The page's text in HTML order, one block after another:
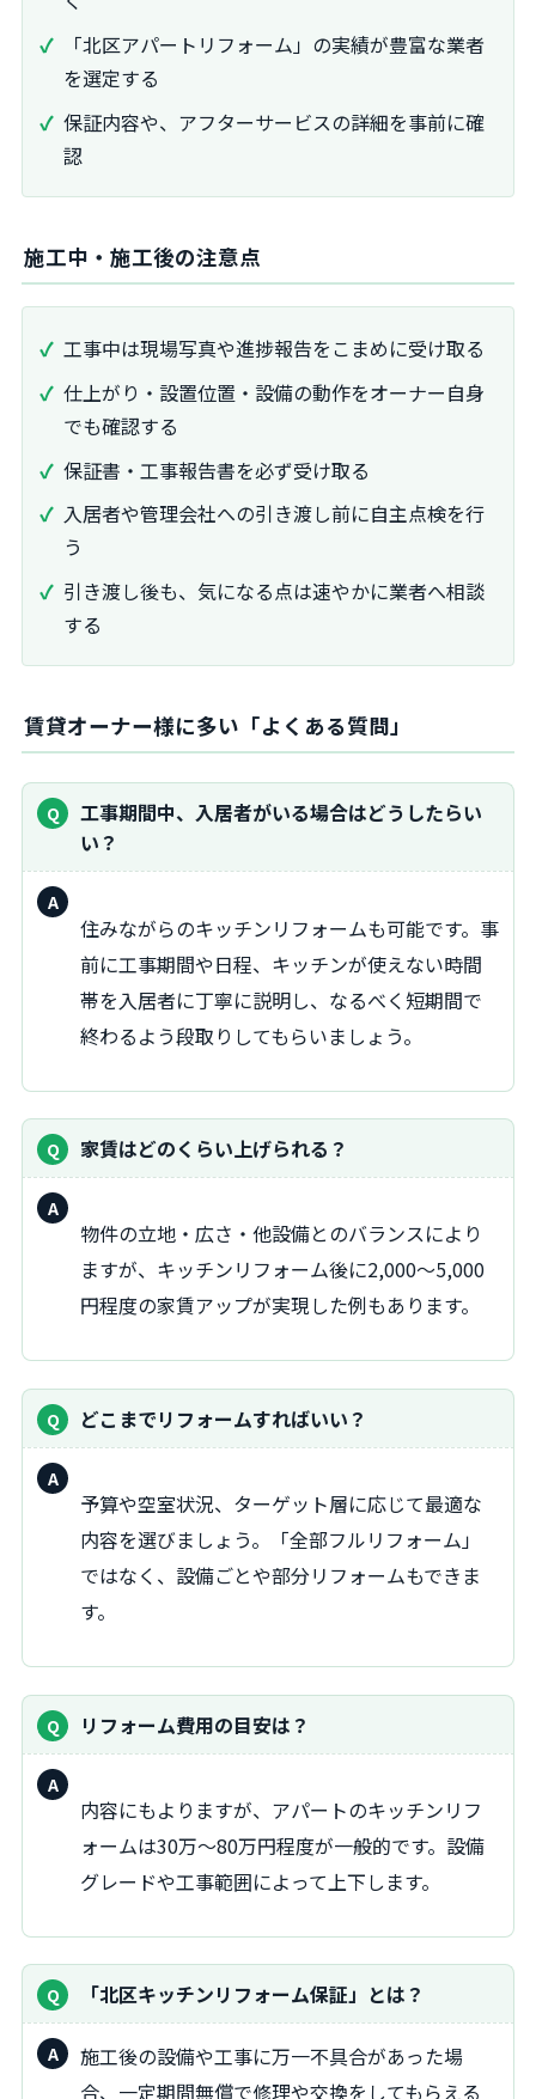
「北区アパートリフォーム」の実績が豊富な業者
を選定する
保証内容や、アフターサービスの詳細を事前に確
認
施工中・施工後の注意点
工事中は現場写真や進捗報告をこまめに受け取る
仕上がり・設置位置・設備の動作をオーナー自身
でも確認する
保証書・工事報告書を必ず受け取る
入居者や管理会社への引き渡し前に自主点検を行
う
引き渡し後も、気になる点は速やかに業者へ相談
する
賃貸オーナー様に多い「よくある質問」
工事期間中、入居者がいる場合はどうしたらい
い？
住みながらのキッチンリフォームも可能です。事
前に工事期間や日程、キッチンが使えない時間
帯を入居者に丁寧に説明し、なるべく短期間で
終わるよう段取りしてもらいましょう。
家賃はどのくらい上げられる？
物件の立地・広さ・他設備とのバランスにより
ますが、キッチンリフォーム後に2,000〜5,000
円程度の家賃アップが実現した例もあります。
どこまでリフォームすればいい？
予算や空室状況、ターゲット層に応じて最適な
内容を選びましょう。「全部フルリフォーム」
ではなく、設備ごとや部分リフォームもできま
す。
リフォーム費用の目安は？
内容にもよりますが、アパートのキッチンリフ
ォームは30万〜80万円程度が一般的です。設備
グレードや工事範囲によって上下します。
「北区キッチンリフォーム保証」とは？
施工後の設備や工事に万一不具合があった場
合、一定期間無償で修理や交換をしてもらえる